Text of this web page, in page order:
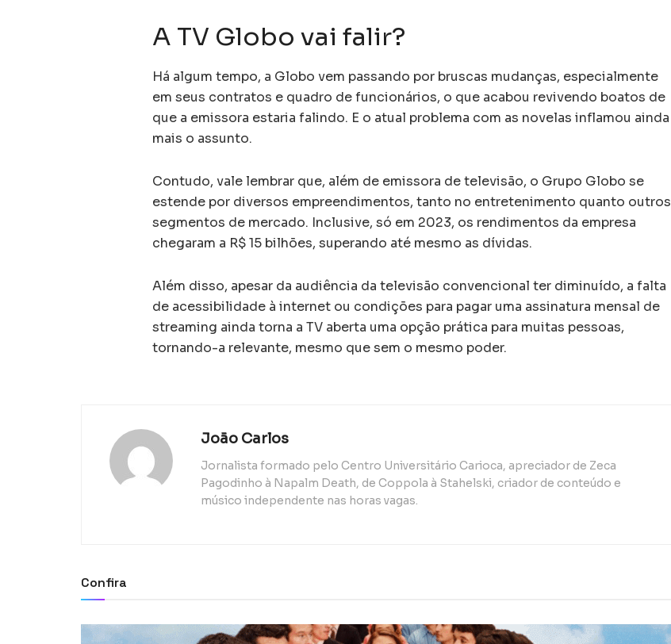
A TV Globo vai falir?
Há algum tempo, a Globo vem passando por bruscas mudanças, especialmente
em seus contratos e quadro de funcionários, o que acabou revivendo boatos de
que a emissora estaria falindo. E o atual problema com as novelas inflamou ainda
mais o assunto.
Contudo, vale lembrar que, além de emissora de televisão, o Grupo Globo se
estende por diversos empreendimentos, tanto no entretenimento quanto outros
segmentos de mercado. Inclusive, só em 2023, os rendimentos da empresa
chegaram a R$ 15 bilhões, superando até mesmo as dívidas.
Além disso, apesar da audiência da televisão convencional ter diminuído, a falta
de acessibilidade à internet ou condições para pagar uma assinatura mensal de
streaming ainda torna a TV aberta uma opção prática para muitas pessoas,
tornando-a relevante, mesmo que sem o mesmo poder.
João Carlos
Jornalista formado pelo Centro Universitário Carioca, apreciador de Zeca
Pagodinho à Napalm Death, de Coppola à Stahelski, criador de conteúdo e
músico independente nas horas vagas.
Confira